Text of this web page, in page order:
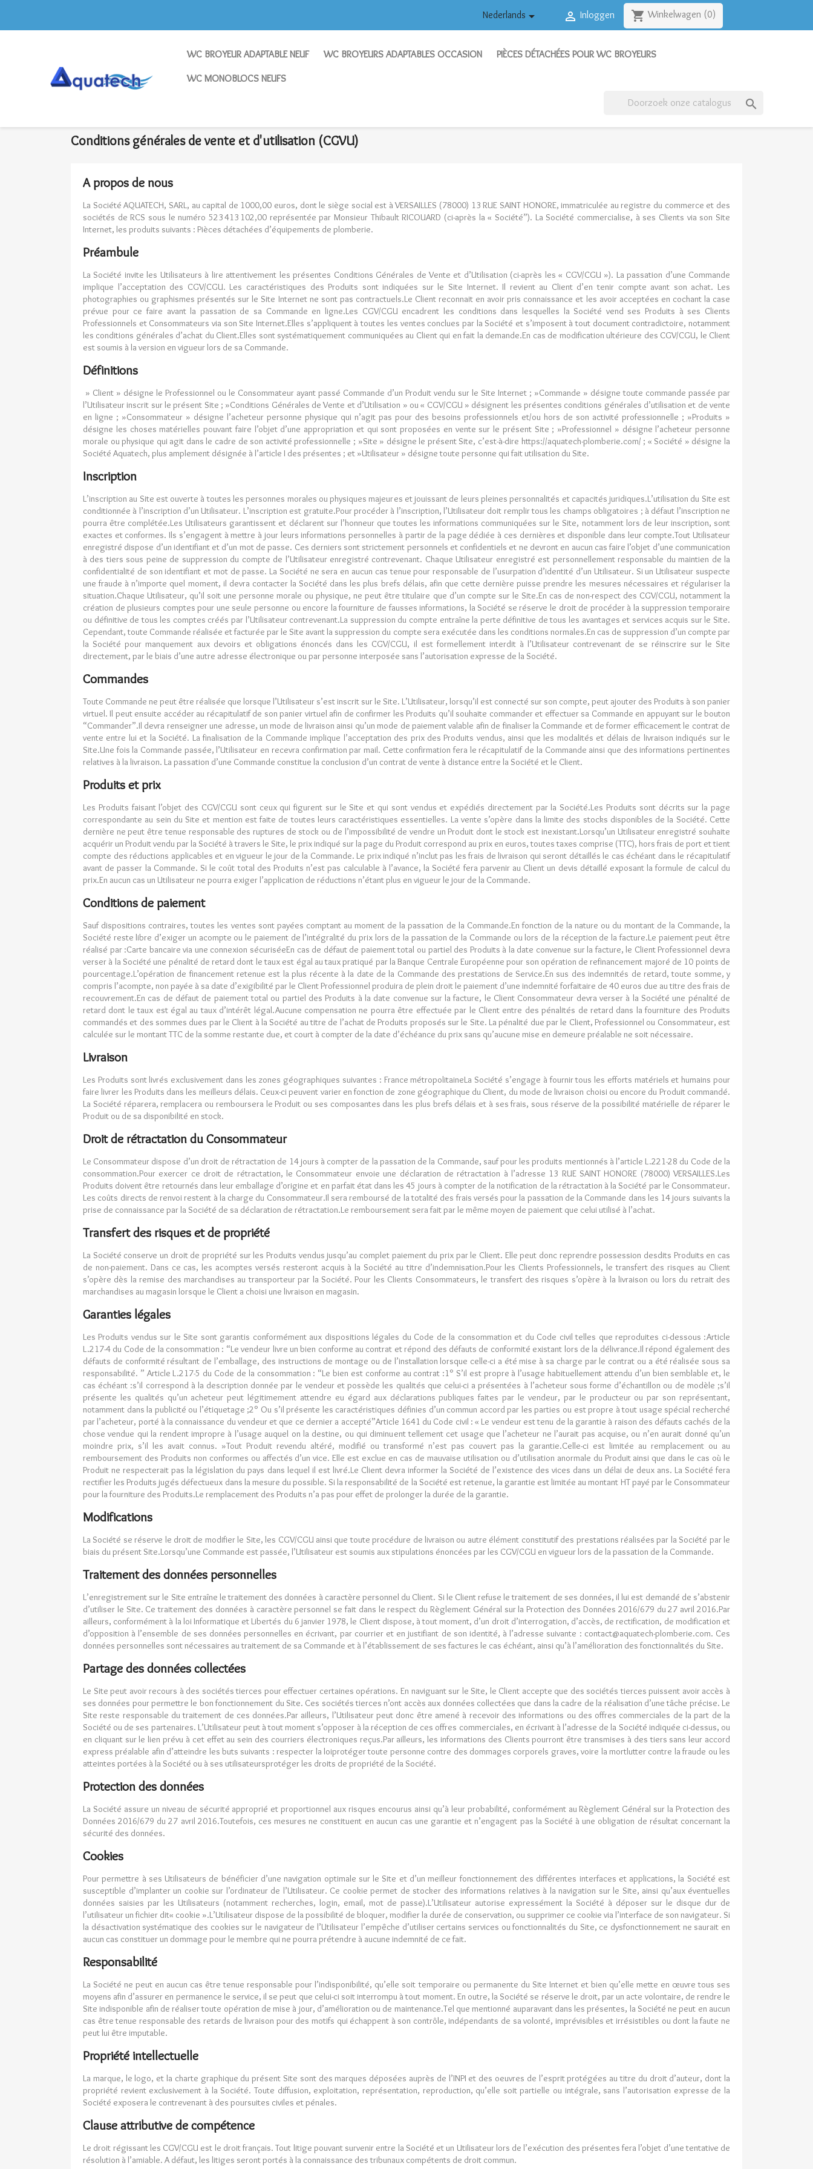
Nederlands  Inloggen shopping_cart Winkelwagen (0)
WC BROYEUR ADAPTABLE NEUF WC BROYEURS ADAPTABLES OCCASION PIÈCES DÉTACHÉES POUR WC BROYEURS
WC MONOBLOCS NEUFS

Conditions générales de vente et d'utilisation (CGVU)
A propos de nous
La Société AQUATECH, SARL, au capital de 1000,00 euros, dont le siège social est à VERSAILLES (78000) 13 RUE SAINT HONORE, immatriculée au registre du commerce et des
sociétés de RCS sous le numéro 523 413 102,00 représentée par Monsieur Thibault RICOUARD (ci-après la « Société”). La Société commercialise, à ses Clients via son Site
Internet, les produits suivants : Pièces détachées d’équipements de plomberie.
Préambule
La Société invite les Utilisateurs à lire attentivement les présentes Conditions Générales de Vente et d’Utilisation (ci-après les « CGV/CGU »). La passation d’une Commande
implique l’acceptation des CGV/CGU. Les caractéristiques des Produits sont indiquées sur le Site Internet. Il revient au Client d’en tenir compte avant son achat. Les
photographies ou graphismes présentés sur le Site Internet ne sont pas contractuels.Le Client reconnait en avoir pris connaissance et les avoir acceptées en cochant la case
prévue pour ce faire avant la passation de sa Commande en ligne.Les CGV/CGU encadrent les conditions dans lesquelles la Société vend ses Produits à ses Clients
Professionnels et Consommateurs via son Site Internet.Elles s’appliquent à toutes les ventes conclues par la Société et s’imposent à tout document contradictoire, notamment
les conditions générales d’achat du Client.Elles sont systématiquement communiquées au Client qui en fait la demande.En cas de modification ultérieure des CGV/CGU, le Client
est soumis à la version en vigueur lors de sa Commande.
Définitions
» Client » désigne le Professionnel ou le Consommateur ayant passé Commande d’un Produit vendu sur le Site Internet ; »Commande » désigne toute commande passée par
l’Utilisateur inscrit sur le présent Site ; »Conditions Générales de Vente et d’Utilisation » ou « CGV/CGU » désignent les présentes conditions générales d’utilisation et de vente
en ligne ; »Consommateur » désigne l’acheteur personne physique qui n’agit pas pour des besoins professionnels et/ou hors de son activité professionnelle ; »Produits »
désigne les choses matérielles pouvant faire l’objet d’une appropriation et qui sont proposées en vente sur le présent Site ; »Professionnel » désigne l’acheteur personne
morale ou physique qui agit dans le cadre de son activité professionnelle ; »Site » désigne le présent Site, c’est-à-dire https://aquatech-plomberie.com/ ; « Société » désigne la
Société Aquatech, plus amplement désignée à l’article I des présentes ; et »Utilisateur » désigne toute personne qui fait utilisation du Site.
Inscription
L’inscription au Site est ouverte à toutes les personnes morales ou physiques majeures et jouissant de leurs pleines personnalités et capacités juridiques.L’utilisation du Site est
conditionnée à l’inscription d’un Utilisateur. L’inscription est gratuite.Pour procéder à l’inscription, l’Utilisateur doit remplir tous les champs obligatoires ; à défaut l’inscription ne
pourra être complétée.Les Utilisateurs garantissent et déclarent sur l’honneur que toutes les informations communiquées sur le Site, notamment lors de leur inscription, sont
exactes et conformes. Ils s’engagent à mettre à jour leurs informations personnelles à partir de la page dédiée à ces dernières et disponible dans leur compte.Tout Utilisateur
enregistré dispose d’un identifiant et d’un mot de passe. Ces derniers sont strictement personnels et confidentiels et ne devront en aucun cas faire l’objet d’une communication
à des tiers sous peine de suppression du compte de l’Utilisateur enregistré contrevenant. Chaque Utilisateur enregistré est personnellement responsable du maintien de la
confidentialité de son identifiant et mot de passe. La Société ne sera en aucun cas tenue pour responsable de l’usurpation d’identité d’un Utilisateur. Si un Utilisateur suspecte
une fraude à n’importe quel moment, il devra contacter la Société dans les plus brefs délais, afin que cette dernière puisse prendre les mesures nécessaires et régulariser la
situation.Chaque Utilisateur, qu’il soit une personne morale ou physique, ne peut être titulaire que d’un compte sur le Site.En cas de non-respect des CGV/CGU, notamment la
création de plusieurs comptes pour une seule personne ou encore la fourniture de fausses informations, la Société se réserve le droit de procéder à la suppression temporaire
ou définitive de tous les comptes créés par l’Utilisateur contrevenant.La suppression du compte entraîne la perte définitive de tous les avantages et services acquis sur le Site.
Cependant, toute Commande réalisée et facturée par le Site avant la suppression du compte sera exécutée dans les conditions normales.En cas de suppression d’un compte par
la Société pour manquement aux devoirs et obligations énoncés dans les CGV/CGU, il est formellement interdit à l’Utilisateur contrevenant de se réinscrire sur le Site
directement, par le biais d’une autre adresse électronique ou par personne interposée sans l’autorisation expresse de la Société.
Commandes
Toute Commande ne peut être réalisée que lorsque l’Utilisateur s’est inscrit sur le Site. L’Utilisateur, lorsqu’il est connecté sur son compte, peut ajouter des Produits à son panier
virtuel. Il peut ensuite accéder au récapitulatif de son panier virtuel afin de confirmer les Produits qu’il souhaite commander et effectuer sa Commande en appuyant sur le bouton
“Commander”.Il devra renseigner une adresse, un mode de livraison ainsi qu’un mode de paiement valable afin de finaliser la Commande et de former efficacement le contrat de
vente entre lui et la Société. La finalisation de la Commande implique l’acceptation des prix des Produits vendus, ainsi que les modalités et délais de livraison indiqués sur le
Site.Une fois la Commande passée, l’Utilisateur en recevra confirmation par mail. Cette confirmation fera le récapitulatif de la Commande ainsi que des informations pertinentes
relatives à la livraison. La passation d’une Commande constitue la conclusion d’un contrat de vente à distance entre la Société et le Client.
Produits et prix
Les Produits faisant l’objet des CGV/CGU sont ceux qui figurent sur le Site et qui sont vendus et expédiés directement par la Société.Les Produits sont décrits sur la page
correspondante au sein du Site et mention est faite de toutes leurs caractéristiques essentielles. La vente s’opère dans la limite des stocks disponibles de la Société. Cette
dernière ne peut être tenue responsable des ruptures de stock ou de l’impossibilité de vendre un Produit dont le stock est inexistant.Lorsqu’un Utilisateur enregistré souhaite
acquérir un Produit vendu par la Société à travers le Site, le prix indiqué sur la page du Produit correspond au prix en euros, toutes taxes comprise (TTC), hors frais de port et tient
compte des réductions applicables et en vigueur le jour de la Commande. Le prix indiqué n’inclut pas les frais de livraison qui seront détaillés le cas échéant dans le récapitulatif
avant de passer la Commande. Si le coût total des Produits n’est pas calculable à l’avance, la Société fera parvenir au Client un devis détaillé exposant la formule de calcul du
prix.En aucun cas un Utilisateur ne pourra exiger l’application de réductions n’étant plus en vigueur le jour de la Commande.
Conditions de paiement
Sauf dispositions contraires, toutes les ventes sont payées comptant au moment de la passation de la Commande.En fonction de la nature ou du montant de la Commande, la
Société reste libre d’exiger un acompte ou le paiement de l’intégralité du prix lors de la passation de la Commande ou lors de la réception de la facture.Le paiement peut être
réalisé par :Carte bancaire via une connexion sécuriséeEn cas de défaut de paiement total ou partiel des Produits à la date convenue sur la facture, le Client Professionnel devra
verser à la Société une pénalité de retard dont le taux est égal au taux pratiqué par la Banque Centrale Européenne pour son opération de refinancement majoré de 10 points de
pourcentage.L’opération de financement retenue est la plus récente à la date de la Commande des prestations de Service.En sus des indemnités de retard, toute somme, y
compris l’acompte, non payée à sa date d’exigibilité par le Client Professionnel produira de plein droit le paiement d’une indemnité forfaitaire de 40 euros due au titre des frais de
recouvrement.En cas de défaut de paiement total ou partiel des Produits à la date convenue sur la facture, le Client Consommateur devra verser à la Société une pénalité de
retard dont le taux est égal au taux d’intérêt légal.Aucune compensation ne pourra être effectuée par le Client entre des pénalités de retard dans la fourniture des Produits
commandés et des sommes dues par le Client à la Société au titre de l’achat de Produits proposés sur le Site. La pénalité due par le Client, Professionnel ou Consommateur, est
calculée sur le montant TTC de la somme restante due, et court à compter de la date d’échéance du prix sans qu’aucune mise en demeure préalable ne soit nécessaire.
Livraison
Les Produits sont livrés exclusivement dans les zones géographiques suivantes : France métropolitaineLa Société s’engage à fournir tous les efforts matériels et humains pour
faire livrer les Produits dans les meilleurs délais. Ceux-ci peuvent varier en fonction de zone géographique du Client, du mode de livraison choisi ou encore du Produit commandé.
La Société réparera, remplacera ou remboursera le Produit ou ses composantes dans les plus brefs délais et à ses frais, sous réserve de la possibilité matérielle de réparer le
Produit ou de sa disponibilité en stock.
Droit de rétractation du Consommateur
Le Consommateur dispose d’un droit de rétractation de 14 jours à compter de la passation de la Commande, sauf pour les produits mentionnés à l’article L.221-28 du Code de la
consommation.Pour exercer ce droit de rétractation, le Consommateur envoie une déclaration de rétractation à l’adresse 13 RUE SAINT HONORE (78000) VERSAILLES.Les
Produits doivent être retournés dans leur emballage d’origine et en parfait état dans les 45 jours à compter de la notification de la rétractation à la Société par le Consommateur.
Les coûts directs de renvoi restent à la charge du Consommateur.Il sera remboursé de la totalité des frais versés pour la passation de la Commande dans les 14 jours suivants la
prise de connaissance par la Société de sa déclaration de rétractation.Le remboursement sera fait par le même moyen de paiement que celui utilisé à l’achat.
Transfert des risques et de propriété
La Société conserve un droit de propriété sur les Produits vendus jusqu’au complet paiement du prix par le Client. Elle peut donc reprendre possession desdits Produits en cas
de non-paiement. Dans ce cas, les acomptes versés resteront acquis à la Société au titre d’indemnisation.Pour les Clients Professionnels, le transfert des risques au Client
s’opère dès la remise des marchandises au transporteur par la Société. Pour les Clients Consommateurs, le transfert des risques s’opère à la livraison ou lors du retrait des
marchandises au magasin lorsque le Client a choisi une livraison en magasin.
Garanties légales
Les Produits vendus sur le Site sont garantis conformément aux dispositions légales du Code de la consommation et du Code civil telles que reproduites ci-dessous :Article
L.217-4 du Code de la consommation : “Le vendeur livre un bien conforme au contrat et répond des défauts de conformité existant lors de la délivrance.Il répond également des
défauts de conformité résultant de l’emballage, des instructions de montage ou de l’installation lorsque celle-ci a été mise à sa charge par le contrat ou a été réalisée sous sa
responsabilité. ” Article L.217-5 du Code de la consommation : “Le bien est conforme au contrat :1° S’il est propre à l’usage habituellement attendu d’un bien semblable et, le
cas échéant :s’il correspond à la description donnée par le vendeur et possède les qualités que celui-ci a présentées à l’acheteur sous forme d’échantillon ou de modèle ;s’il
présente les qualités qu’un acheteur peut légitimement attendre eu égard aux déclarations publiques faites par le vendeur, par le producteur ou par son représentant,
notamment dans la publicité ou l’étiquetage ;2° Ou s’il présente les caractéristiques définies d’un commun accord par les parties ou est propre à tout usage spécial recherché
par l’acheteur, porté à la connaissance du vendeur et que ce dernier a accepté”Article 1641 du Code civil : « Le vendeur est tenu de la garantie à raison des défauts cachés de la
chose vendue qui la rendent impropre à l’usage auquel on la destine, ou qui diminuent tellement cet usage que l’acheteur ne l’aurait pas acquise, ou n’en aurait donné qu’un
moindre prix, s’il les avait connus. »Tout Produit revendu altéré, modifié ou transformé n’est pas couvert pas la garantie.Celle-ci est limitée au remplacement ou au
remboursement des Produits non conformes ou affectés d’un vice. Elle est exclue en cas de mauvaise utilisation ou d’utilisation anormale du Produit ainsi que dans le cas où le
Produit ne respecterait pas la législation du pays dans lequel il est livré.Le Client devra informer la Société de l’existence des vices dans un délai de deux ans. La Société fera
rectifier les Produits jugés défectueux dans la mesure du possible. Si la responsabilité de la Société est retenue, la garantie est limitée au montant HT payé par le Consommateur
pour la fourniture des Produits.Le remplacement des Produits n’a pas pour effet de prolonger la durée de la garantie.
Modifications
La Société se réserve le droit de modifier le Site, les CGV/CGU ainsi que toute procédure de livraison ou autre élément constitutif des prestations réalisées par la Société par le
biais du présent Site.Lorsqu’une Commande est passée, l’Utilisateur est soumis aux stipulations énoncées par les CGV/CGU en vigueur lors de la passation de la Commande.
Traitement des données personnelles
L’enregistrement sur le Site entraîne le traitement des données à caractère personnel du Client. Si le Client refuse le traitement de ses données, il lui est demandé de s’abstenir
d’utiliser le Site. Ce traitement des données à caractère personnel se fait dans le respect du Règlement Général sur la Protection des Données 2016/679 du 27 avril 2016.Par
ailleurs, conformément à la loi Informatique et Libertés du 6 janvier 1978, le Client dispose, à tout moment, d’un droit d’interrogation, d’accès, de rectification, de modification et
d’opposition à l’ensemble de ses données personnelles en écrivant, par courrier et en justifiant de son identité, à l’adresse suivante : contact@aquatech-plomberie.com. Ces
données personnelles sont nécessaires au traitement de sa Commande et à l’établissement de ses factures le cas échéant, ainsi qu’à l’amélioration des fonctionnalités du Site.
Partage des données collectées
Le Site peut avoir recours à des sociétés tierces pour effectuer certaines opérations. En naviguant sur le Site, le Client accepte que des sociétés tierces puissent avoir accès à
ses données pour permettre le bon fonctionnement du Site. Ces sociétés tierces n’ont accès aux données collectées que dans la cadre de la réalisation d’une tâche précise. Le
Site reste responsable du traitement de ces données.Par ailleurs, l’Utilisateur peut donc être amené à recevoir des informations ou des offres commerciales de la part de la
Société ou de ses partenaires. L’Utilisateur peut à tout moment s’opposer à la réception de ces offres commerciales, en écrivant à l’adresse de la Société indiquée ci-dessus, ou
en cliquant sur le lien prévu à cet effet au sein des courriers électroniques reçus.Par ailleurs, les informations des Clients pourront être transmises à des tiers sans leur accord
express préalable afin d’atteindre les buts suivants : respecter la loiprotéger toute personne contre des dommages corporels graves, voire la mortlutter contre la fraude ou les
atteintes portées à la Société ou à ses utilisateursprotéger les droits de propriété de la Société.
Protection des données
La Société assure un niveau de sécurité approprié et proportionnel aux risques encourus ainsi qu’à leur probabilité, conformément au Règlement Général sur la Protection des
Données 2016/679 du 27 avril 2016.Toutefois, ces mesures ne constituent en aucun cas une garantie et n’engagent pas la Société à une obligation de résultat concernant la
sécurité des données.
Cookies
Pour permettre à ses Utilisateurs de bénéficier d’une navigation optimale sur le Site et d’un meilleur fonctionnement des différentes interfaces et applications, la Société est
susceptible d’implanter un cookie sur l’ordinateur de l’Utilisateur. Ce cookie permet de stocker des informations relatives à la navigation sur le Site, ainsi qu’aux éventuelles
données saisies par les Utilisateurs (notamment recherches, login, email, mot de passe).L’Utilisateur autorise expressément la Société à déposer sur le disque dur de
l’utilisateur un fichier dit« cookie ».L’Utilisateur dispose de la possibilité de bloquer, modifier la durée de conservation, ou supprimer ce cookie via l’interface de son navigateur. Si
la désactivation systématique des cookies sur le navigateur de l’Utilisateur l’empêche d’utiliser certains services ou fonctionnalités du Site, ce dysfonctionnement ne saurait en
aucun cas constituer un dommage pour le membre qui ne pourra prétendre à aucune indemnité de ce fait.
Responsabilité
La Société ne peut en aucun cas être tenue responsable pour l’indisponibilité, qu’elle soit temporaire ou permanente du Site Internet et bien qu’elle mette en œuvre tous ses
moyens afin d’assurer en permanence le service, il se peut que celui-ci soit interrompu à tout moment. En outre, la Société se réserve le droit, par un acte volontaire, de rendre le
Site indisponible afin de réaliser toute opération de mise à jour, d’amélioration ou de maintenance.Tel que mentionné auparavant dans les présentes, la Société ne peut en aucun
cas être tenue responsable des retards de livraison pour des motifs qui échappent à son contrôle, indépendants de sa volonté, imprévisibles et irrésistibles ou dont la faute ne
peut lui être imputable.
Propriété intellectuelle
La marque, le logo, et la charte graphique du présent Site sont des marques déposées auprès de l’INPI et des oeuvres de l’esprit protégées au titre du droit d’auteur, dont la
propriété revient exclusivement à la Société. Toute diffusion, exploitation, représentation, reproduction, qu’elle soit partielle ou intégrale, sans l’autorisation expresse de la
Société exposera le contrevenant à des poursuites civiles et pénales.
Clause attributive de compétence
Le droit régissant les CGV/CGU est le droit français. Tout litige pouvant survenir entre la Société et un Utilisateur lors de l’exécution des présentes fera l’objet d’une tentative de
résolution à l’amiable. A défaut, les litiges seront portés à la connaissance des tribunaux compétents de droit commun.